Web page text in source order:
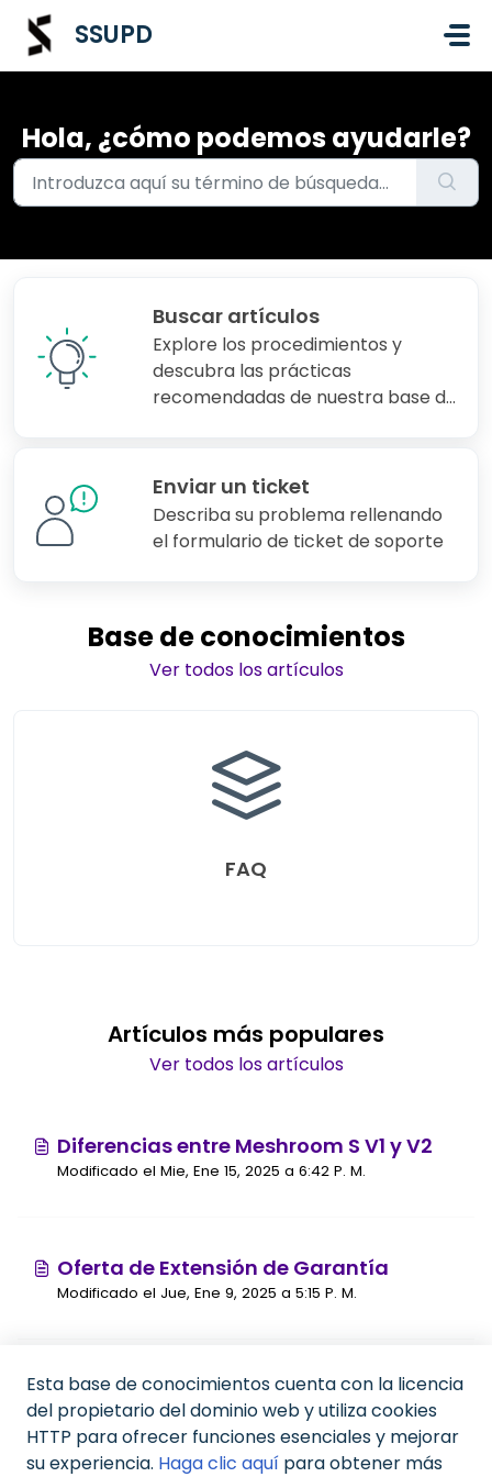
Saltar al contenido principal
SSUPD
Hola, ¿cómo podemos ayudarle?
Buscar artículos
Explore los procedimientos y
descubra las prácticas
recomendadas de nuestra base de
Enviar un ticket
Describa su problema rellenando
el formulario de ticket de soporte
Base de conocimientos
Ver todos los artículos
FAQ
Artículos más populares
Ver todos los artículos
Diferencias entre Meshroom S V1 y V2
Modificado el Mie, Ene 15, 2025 a 6:42 P. M.
Oferta de Extensión de Garantía
Modificado el Jue, Ene 9, 2025 a 5:15 P. M.
Política de privacidad de SSUPD -
Soporte
Modificado el Mie, Ene 15, 2025 a 6:14 P. M.
Esta base de conocimientos cuenta con la licencia
del propietario del dominio web y utiliza cookies
HTTP para ofrecer funciones esenciales y mejorar
su experiencia. Haga clic aquí para obtener más